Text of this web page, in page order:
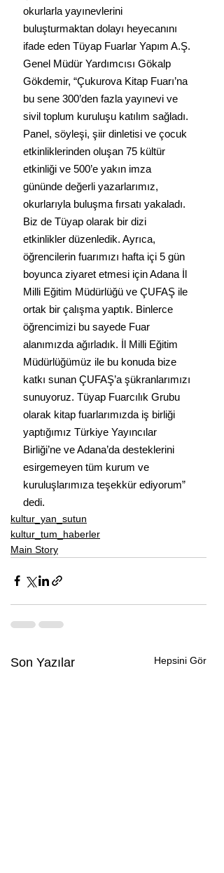
okurlarla yayınevlerini
buluşturmaktan dolayı heyecanını
ifade eden Tüyap Fuarlar Yapım A.Ş.
Genel Müdür Yardımcısı Gökalp
Gökdemir, “Çukurova Kitap Fuarı’na
bu sene 300’den fazla yayınevi ve
sivil toplum kuruluşu katılım sağladı.
Panel, söyleşi, şiir dinletisi ve çocuk
etkinliklerinden oluşan 75 kültür
etkinliği ve 500’e yakın imza
gününde değerli yazarlarımız,
okurlarıyla buluşma fırsatı yakaladı.
Biz de Tüyap olarak bir dizi
etkinlikler düzenledik. Ayrıca,
öğrencilerin fuarımızı hafta içi 5 gün
boyunca ziyaret etmesi için Adana İl
Milli Eğitim Müdürlüğü ve ÇUFAŞ ile
ortak bir çalışma yaptık. Binlerce
öğrencimizi bu sayede Fuar
alanımızda ağırladık. İl Milli Eğitim
Müdürlüğümüz ile bu konuda bize
katkı sunan ÇUFAŞ’a şükranlarımızı
sunuyoruz. Tüyap Fuarcılık Grubu
olarak kitap fuarlarımızda iş birliği
yaptığımız Türkiye Yayıncılar
Birliği’ne ve Adana’da desteklerini
esirgemeyen tüm kurum ve
kuruluşlarımıza teşekkür ediyorum”
dedi.
kultur_yan_sutun
kultur_tum_haberler
Main Story
Son Yazılar Hepsini Gör